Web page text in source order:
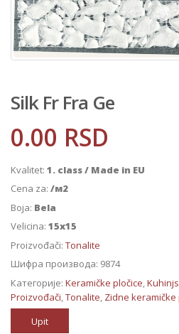
Silk Fr Fra Ge
0.00 RSD
Kvalitet: 1. class / Made in EU
Cena za: /м2
Boja: Bela
Velicina: 15x15
Proizvođači: Tonalite
Шифра производа: 9874
Категорије: Keramičke pločice
Proizvođači Tonalite Zidne keramičke
Upit